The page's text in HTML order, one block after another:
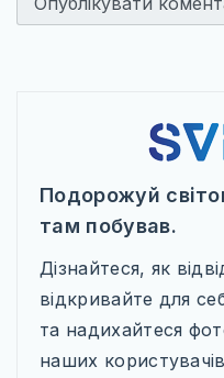
Подорожуй
там побував.
Дізнайтеся, як
відкривайте для
та надихайтеся
наших